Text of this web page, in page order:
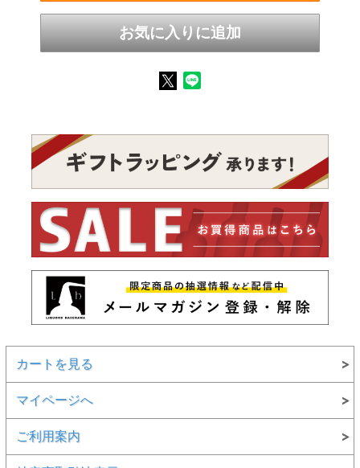
カートを見る
マイページへ
ご利用案内